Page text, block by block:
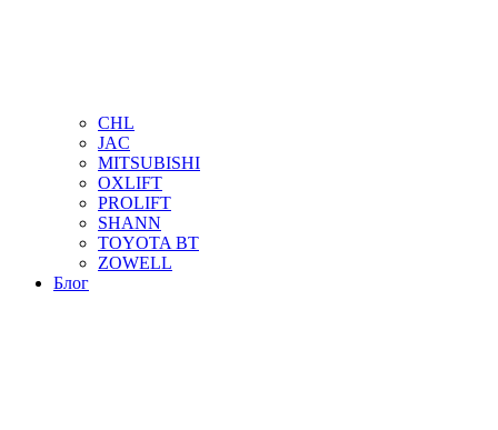
CHL
JAC
MITSUBISHI
OXLIFT
PROLIFT
SHANN
TOYOTA BT
ZOWELL
Блог